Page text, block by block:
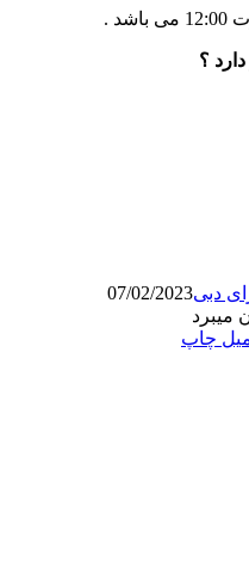
دبی07/02/2023
چاپ